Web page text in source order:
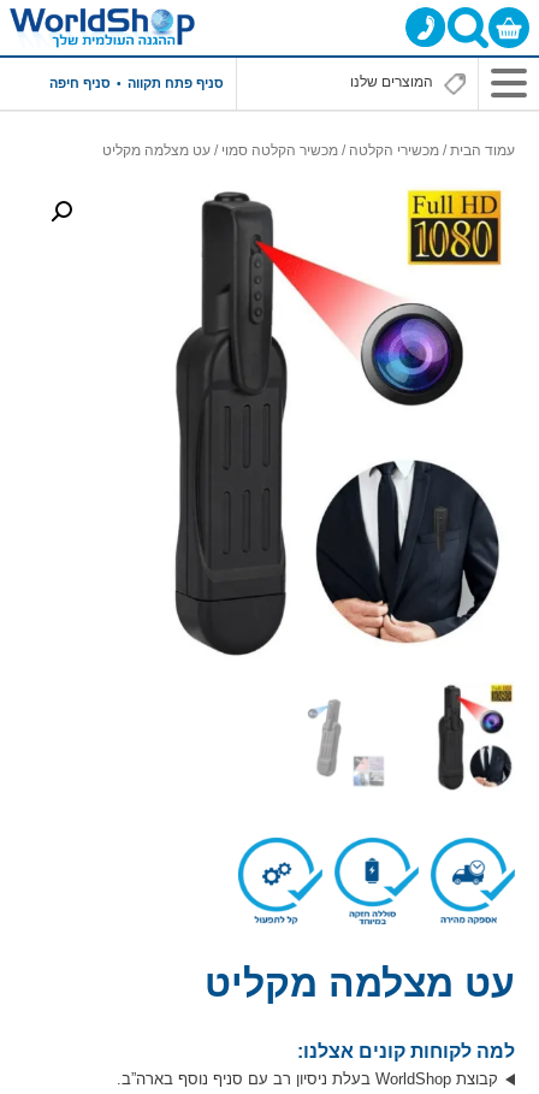
סניף פתח תקווה סניף חיפה
עמוד הבית/ מכשירי הקלטה / מכשיר הקלטה סמוי / עט מצלמה מקליט
עט מצלמה מקליט
למה לקוחות קונים אצלנו:
קבוצת WorldShop בעלת ניסיון רב עם סניף נוסף בארה”ב.